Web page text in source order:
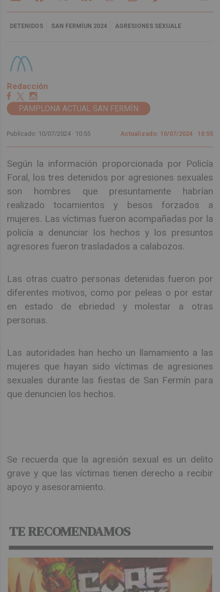
DETENIDOS SAN FERMÍUN 2024 AGRESIONES SEXUALE
Redacción
PAMPLONA ACTUAL SAN FERMÍN
Publicado: 10/07/2024 · 10:55 Actualizado: 10/07/2024 · 10:55
Según la información proporcionada por Policía
Foral, los tres detenidos por agresiones sexuales
son hombres que presuntamente habrían
realizado tocamientos y besos forzados a
mujeres. Las víctimas fueron acompañadas por la
policía a denunciar los hechos y los presuntos
agresores fueron trasladados a calabozos.
Las otras cuatro personas detenidas fueron por
diferentes motivos, como por peleas o por estar
en estado de ebriedad y molestar a otras
personas.
Las autoridades han hecho un llamamiento a las
mujeres que hayan sido víctimas de agresiones
sexuales durante las fiestas de San Fermín para
que denuncien los hechos.
Se recuerda que la agresión sexual es un delito
grave y que las víctimas tienen derecho a recibir
apoyo y asesoramiento.
TE RECOMENDAMOS